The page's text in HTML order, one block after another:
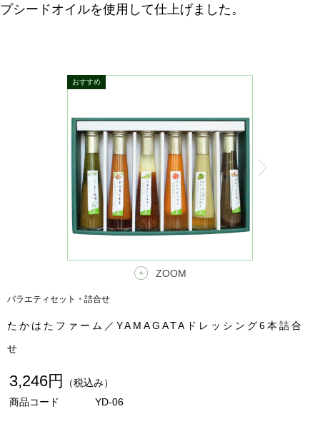
プシードオイルを使用して仕上げました。
ZOOM
バラエティセット・詰合せ
たかはたファーム／YAMAGATAドレッシング6本詰合
せ
3,246円
（税込み）
商品コード
YD-06